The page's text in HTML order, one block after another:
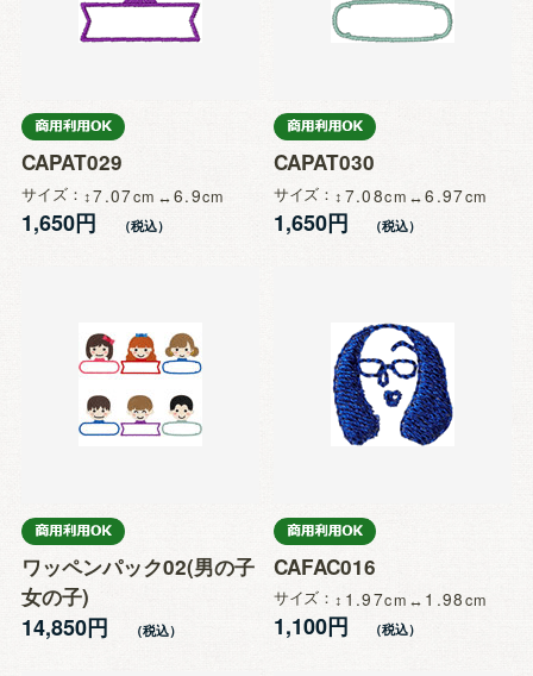
CAPAT029
サイズ 7.07 6.9
1,650円
CAPAT030
サイズ 7.08 6.97
1,650円
ワッペンパック02(男の子
女の子)
14,850円
CAFAC016
サイズ 1.97 1.98
1,100円